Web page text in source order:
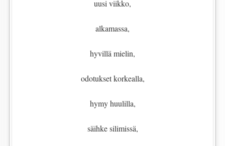
uusi viikko,
alkamassa,
hyvillä mielin,
odotukset korkealla,
hymy huulilla,
säihke silimissä,